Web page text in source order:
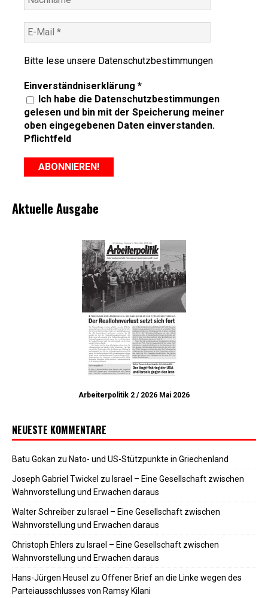
Bitte lese unsere Datenschutzbestimmungen
Einverständniserklärung *
Ich habe die Datenschutzbestimmungen
gelesen und bin mit der Speicherung meiner
oben eingegebenen Daten einverstanden.
Pflichtfeld
Aktuelle Ausgabe
Arbeiterpolitik 2 / 2026 Mai 2026
NEUESTE KOMMENTARE
Batu Gokan zu Nato- und US-Stützpunkte in Griechenland
Joseph Gabriel Twickel zu Israel – Eine Gesellschaft zwischen
Wahnvorstellung und Erwachen daraus
Walter Schreiber zu Israel – Eine Gesellschaft zwischen
Wahnvorstellung und Erwachen daraus
Christoph Ehlers zu Israel – Eine Gesellschaft zwischen
Wahnvorstellung und Erwachen daraus
Hans-Jürgen Heusel zu Offener Brief an die Linke wegen des
Parteiausschlusses von Ramsy Kilani